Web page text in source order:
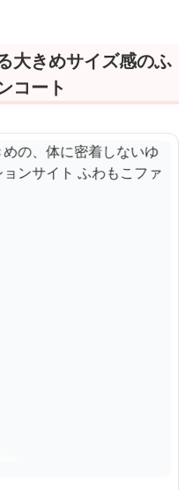
大きめサイズ感のふ
コート